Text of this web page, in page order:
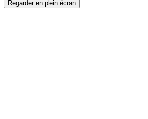
Regarder en plein écran